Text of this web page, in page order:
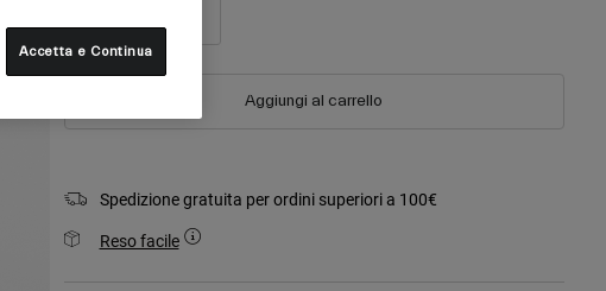
Aggiungi al carrello
Spedizione gratuita per ordini superiori a 100€
Reso facile
Accetta e Continua